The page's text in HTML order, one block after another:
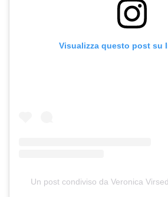
Visualizza questo post su
Un post condiviso da Veronica